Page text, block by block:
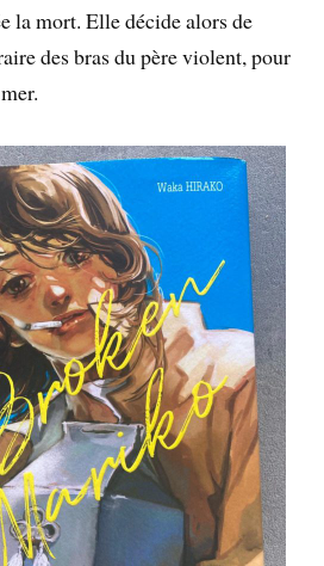
la mort. Elle décide alors de
des bras du père violent, pour